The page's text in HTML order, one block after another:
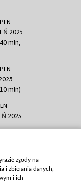
2025
mln,
mln)
2025
350
zgody na
i zbierania danych,
i ich